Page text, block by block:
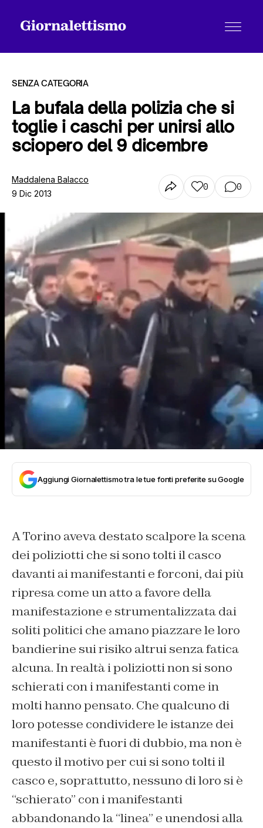
Tutti gli articoli
Chi siamo
Contatti
SENZA CATEGORIA
La bufala della polizia che si
toglie i caschi per unirsi allo
sciopero del 9 dicembre
Maddalena Balacco
9 Dic 2013
0 0
Aggiungi Giornalettismo tra le tue fonti preferite su Google
A Torino aveva destato scalpore la scena
dei poliziotti che si sono tolti il casco
davanti ai manifestanti e forconi, dai più
ripresa come un atto a favore della
manifestazione e strumentalizzata dai
soliti politici che amano piazzare le loro
bandierine sui risiko altrui senza fatica
alcuna. In realtà i poliziotti non si sono
schierati con i manifestanti come in
molti hanno pensato. Che qualcuno di
loro potesse condividere le istanze dei
manifestanti è fuori di dubbio, ma non è
questo il motivo per cui si sono tolti il
casco e, soprattutto, nessuno di loro si è
“schierato” con i manifestanti
abbandonando la “linea” e unendosi alla